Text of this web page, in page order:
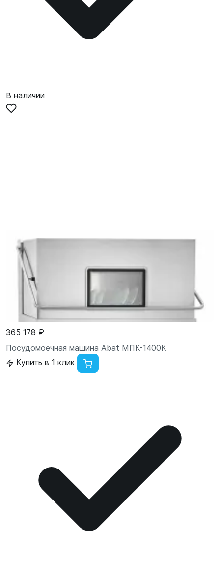
В наличии
365 178 ₽
Посудомоечная машина Abat МПК-1400К
Купить в 1 клик